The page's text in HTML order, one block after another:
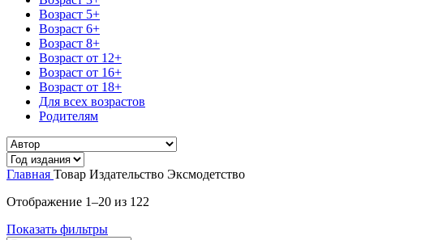
Возраст 5+
Возраст 6+
Возраст 8+
Возраст от 12+
Возраст от 16+
Возраст от 18+
Для всех возрастов
Родителям
Главная Товар Издательство Эксмодетство
Отображение 1–20 из 122
Показать фильтры